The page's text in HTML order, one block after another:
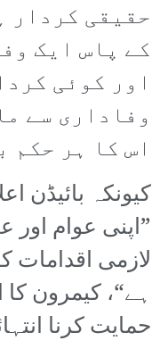
حقیقی کردار
کے پاس ایک
اور کوئی
وفاداری سے
اس کا ہر حکم
کیونکہ بائیڈن
”اپنی عوام اور
لازمی اقدامات
ہے“، کیمرون
حمایت کرنا